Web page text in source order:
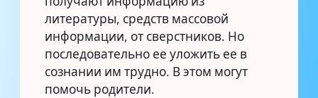
литературы, средств массовой
информации, от сверстников. Но
последовательно ее уложить ее в
сознании им трудно. В этом могут
помочь родители.